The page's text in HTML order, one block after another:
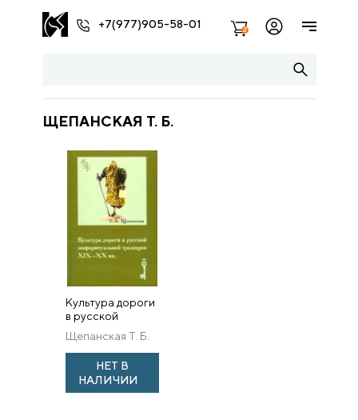
+7(977)905-58-01 2
ЩЕПАНСКАЯ Т. Б.
Культура дороги
в русской
мифоритуальной
традиции XIX–XX
вв.
Щепанская Т. Б.
НЕТ В
НАЛИЧИИ